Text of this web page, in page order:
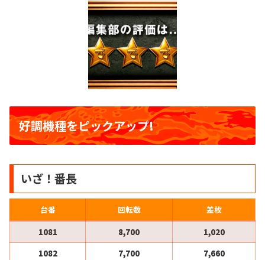
好調機種をピックアップ!
いざ！番長
台番 回転数
差枚
1081
8,700
1,020
1082
7,700
7,660